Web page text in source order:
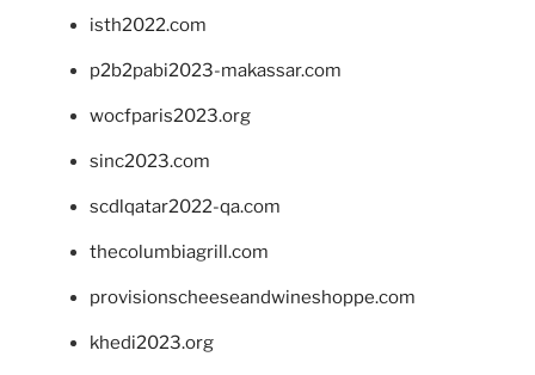
isth2022.com
p2b2pabi2023-makassar.com
wocfparis2023.org
sinc2023.com
scdlqatar2022-qa.com
thecolumbiagrill.com
provisionscheeseandwineshoppe.com
khedi2023.org